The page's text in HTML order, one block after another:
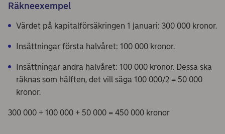
Räkneexempel
Värdet på kapitalförsäkringen 1 januari: 300 000 kronor.
Insättningar första halvåret: 100 000 kronor.
Insättningar andra halvåret: 100 000 kronor. Dessa ska
räknas som hälften, det vill säga 100 000/2 = 50 000
kronor.
300 000 + 100 000 + 50 000 = 450 000 kronor